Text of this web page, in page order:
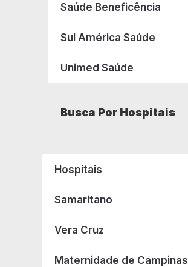
Saúde Beneficência
Sul América Saúde
Unimed Saúde
Busca Por Hospitais
Hospitais
Samaritano
Vera Cruz
Maternidade de Campinas